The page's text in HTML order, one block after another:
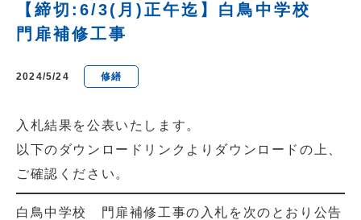
【締切:6/3(月)正午迄】白鳥中学校
門扉補修工事
2024/5/24 修繕
入札結果を公表いたします。
以下のダウンロードリンクよりダウンロードの上、
ご確認ください。
白鳥中学校 門扉補修工事の入札を次のとおり公告